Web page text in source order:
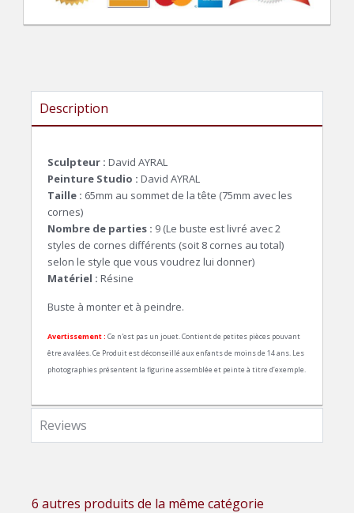
Description
Sculpteur : David AYRAL
Peinture Studio : David AYRAL
Taille : 65mm au sommet de la tête (75mm avec les
cornes)
Nombre de parties : 9 (Le buste est livré avec 2
styles de cornes différents (soit 8 cornes au total)
selon le style que vous voudrez lui donner)
Matériel : Résine
Buste à monter et à peindre.
Avertissement : Ce n'est pas un jouet. Contient de petites pièces pouvant
être avalées. Ce Produit est déconseillé aux enfants de moins de 14 ans. Les
photographies présentent la figurine assemblée et peinte à titre d’exemple.
Reviews
6 autres produits de la même catégorie